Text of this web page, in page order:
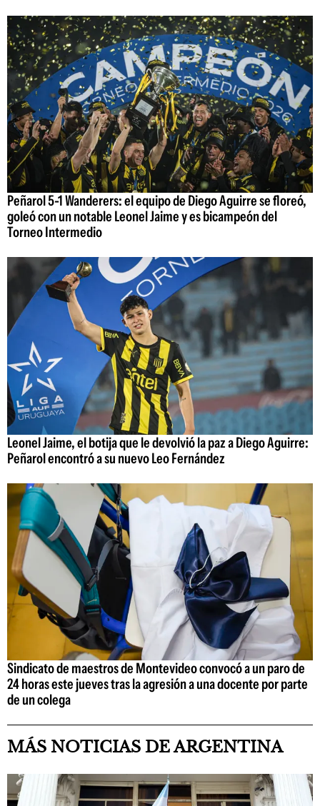
Peñarol 5-1 Wanderers: el equipo de Diego Aguirre se floreó,
goleó con un notable Leonel Jaime y es bicampeón del
Torneo Intermedio
Leonel Jaime, el botija que le devolvió la paz a Diego Aguirre:
Peñarol encontró a su nuevo Leo Fernández
Sindicato de maestros de Montevideo convocó a un paro de
24 horas este jueves tras la agresión a una docente por parte
de un colega
MÁS NOTICIAS DE ARGENTINA